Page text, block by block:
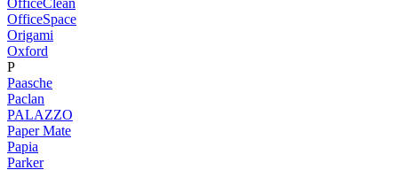
OfficeClean
OfficeSpace
Origami
Oxford
P
Paasche
Paclan
PALAZZO
Paper Mate
Papia
Parker